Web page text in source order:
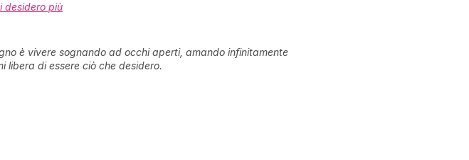
desidero più
è vivere sognando ad occhi aperti, amando infinitamente
libera di essere ciò che desidero.